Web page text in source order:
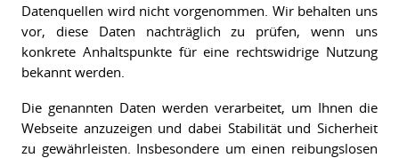
Datenquellen wird nicht vorgenommen. Wir behalten uns
vor, diese Daten nachträglich zu prüfen, wenn uns
konkrete Anhaltspunkte für eine rechtswidrige Nutzung
bekannt werden.
Die genannten Daten werden verarbeitet, um Ihnen die
Webseite anzuzeigen und dabei Stabilität und Sicherheit
zu gewährleisten. Insbesondere um einen reibungslosen